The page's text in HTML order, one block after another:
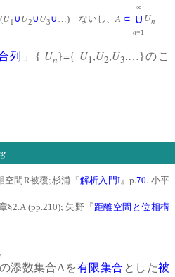
∞
(U1 ∪ U2∪ U3∪ …) ないし、A ⊂ ∪ Un
n=1
列 」{ Un}={ U1,U2,U3,…}のこ
空間R被覆;杉浦『解析入門I』p.70. 小平
§2.A (pp.210); 矢野『 距離空間と位相構
の添数集合Λを有限集合 とした被